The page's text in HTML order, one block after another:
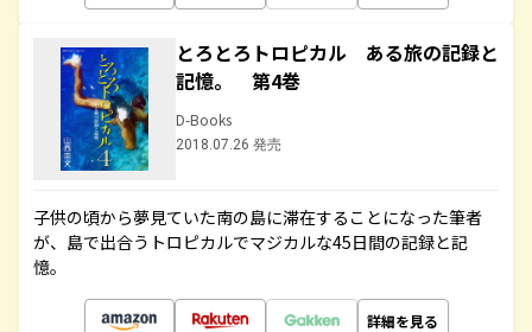
とろとろトロピカル ある旅の記録と
記憶。 第4巻
D-Books
2018.07.26 発売
子供の頃から夢見ていた南の島に滞在することになった筆者
が、島で出合うトロピカルでマジカルな45日間の記録と記
憶。
詳細を見る